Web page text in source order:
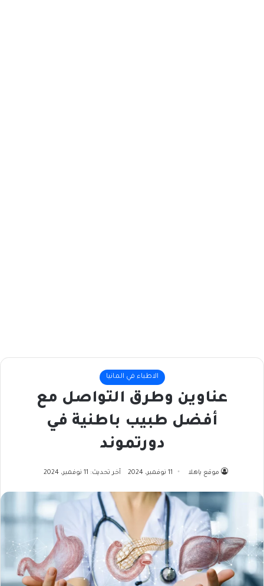
الاطباء في المانيا
عناوين وطرق التواصل مع
أفضل طبيب باطنية في
دورتموند
موقع ياهلا 11 نوفمبر، 2024 آخر تحديث: 11 نوفمبر، 2024